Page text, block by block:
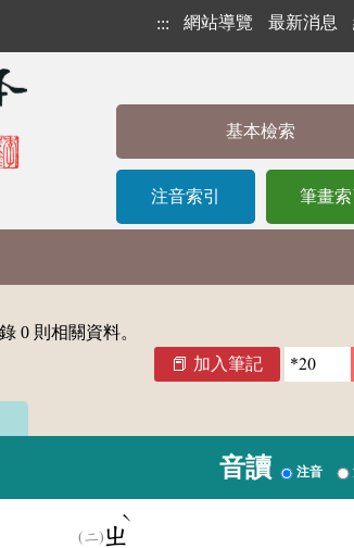
::: 網站導覽 最新消息
基本檢索
注音索引 筆畫索
0 則相關資料。
加入筆記
音讀 注音
ㄓ
ˋ